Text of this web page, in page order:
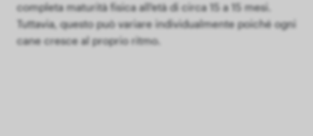
completa maturità fisica all'età di circa 15 a 15 mesi.
Tuttavia, questo può variare individualmente poiché ogni
cane cresce al proprio ritmo.